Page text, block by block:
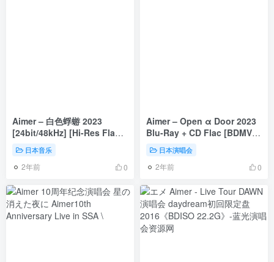
Aimer – 白色蜉蝣 2023
[24bit/48kHz] [Hi-Res Flac
171MB]
日本音乐
2年前 0
Aimer – Open α Door 2023
Blu-Ray + CD Flac [BDMV
2BD 32.9GB]
日本演唱会
2年前 0